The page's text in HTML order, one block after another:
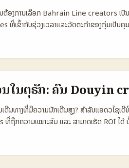
ອງການເລືອກ Bahrain Line creators ເປັ
ທີ່ເຂົ້າກັບຊ່ວງເວລາແລະວັດຕະກຳຂອງກຸ່ມເປັ
ເຂົາມັກເປັນໄນທັກສະສ່ວນຕົວ, ເຄັດໂກ້ມທີ່ເຮັດ
ກ່ຽວກັບ influencer motivation ແລະຄວາ
ແລະ UAE ກໍກຳລັງເປັນທີ່ທີ່ພັດທະນາທັກ
ອີງ: L’Oréal program ຜ່ານ Halo AI) — ສິ່
ກທາງສື່: ບາງຄັ້ງ influencer ສ່ວນໃຫຍ່ເສັຽຄ
ດງສິນຄ້າຫຼືຄວາມສຳເລັດທ່ານເອງ
ານຕ້ອງການ reach ທ່ຽວໄປຫນ້າທົ່ວໂລກຫຼືການ
ໃນຕຸຣັກ: ຄົ້ນ Douyin
ດີນທາງທີ່ມີຄວາມນັກເດີນສູງ? ສຳລັບແອດວໄຊເ
ກຄວາມເໝາະສົມ ແລະ ສາມາດເຮັດ ROI ໄດ້
ການຕັ້ງຈຸດປະສົງຂອງການສື່ສານ — ທຸກຢ່າງນີ້ຕ້ອ
ວ່າຄວາມນິຍົມຈາກຕະຫຼາດອາເຊຍຈະພັດທະນ